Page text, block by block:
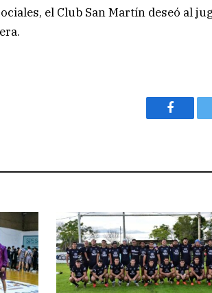
el Club San Martín deseó al